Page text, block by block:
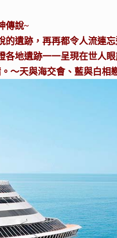
傳說~
遺跡，再再都令人流連
地遺跡一一呈現在世人
～天與海交會、藍與白相